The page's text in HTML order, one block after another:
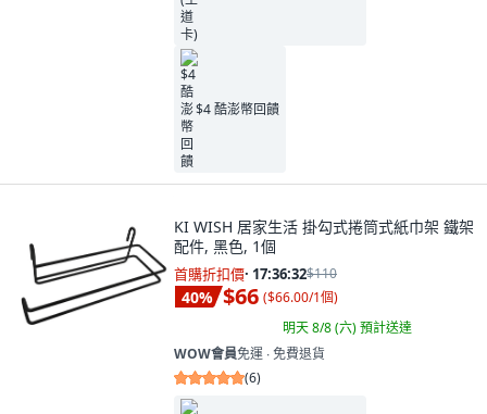
$4 酷澎幣回饋
KI WISH 居家生活 掛勾式捲筒式紙巾架 鐵架
配件, 黑色, 1個
首購折扣價· 17:36:31$110
40% $66 ($66.00/1個)
明天 8/8 (六)預計送達
WOW會員免運 ∙ 免費退貨
(6)